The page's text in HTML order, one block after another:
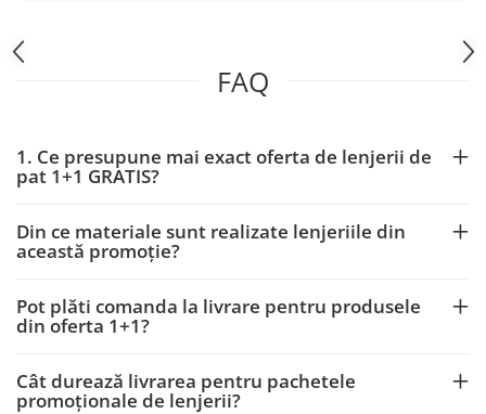
FAQ
1. Ce presupune mai exact oferta de lenjerii de
pat 1+1 GRATIS?
Din ce materiale sunt realizate lenjeriile din
această promoție?
Pot plăti comanda la livrare pentru produsele
din oferta 1+1?
Cât durează livrarea pentru pachetele
promoționale de lenjerii?